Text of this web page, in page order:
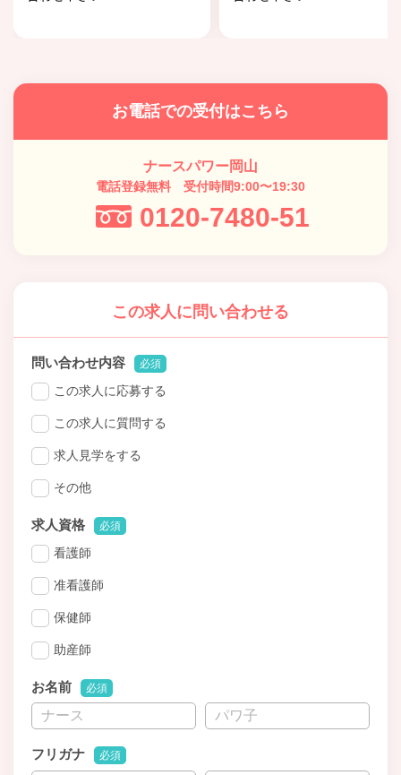
お電話での受付はこちら
ナースパワー岡山
電話登録無料 受付時間9:00〜19:30
0120-7480-51
この求人に問い合わせる
問い合わせ内容 必須
この求人に応募する
この求人に質問する
求人見学をする
その他
求人資格 必須
看護師
准看護師
保健師
助産師
お名前 必須
フリガナ 必須